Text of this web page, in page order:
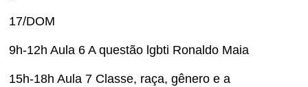
17/DOM
9h-12h Aula 6 A questão lgbti Ronaldo Maia
15h-18h Aula 7 Classe, raça, gênero e a